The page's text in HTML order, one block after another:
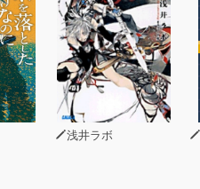
浅井ラボ